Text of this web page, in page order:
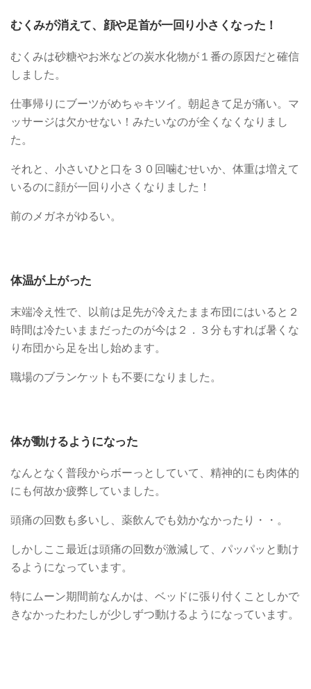
むくみが消えて、顔や足首が一回り小さくなった！
むくみは砂糖やお米などの炭水化物が１番の原因だと確信
しました。
仕事帰りにブーツがめちゃキツイ。朝起きて足が痛い。マ
ッサージは欠かせない！みたいなのが全くなくなりまし
た。
それと、小さいひと口を３０回噛むせいか、体重は増えて
いるのに顔が一回り小さくなりました！
前のメガネがゆるい。
体温が上がった
末端冷え性で、以前は足先が冷えたまま布団にはいると２
時間は冷たいままだったのが今は２．３分もすれば暑くな
り布団から足を出し始めます。
職場のブランケットも不要になりました。
体が動けるようになった
なんとなく普段からボーっとしていて、精神的にも肉体的
にも何故か疲弊していました。
頭痛の回数も多いし、薬飲んでも効かなかったり・・。
しかしここ最近は頭痛の回数が激減して、パッパッと動け
るようになっています。
特にムーン期間前なんかは、ベッドに張り付くことしかで
きなかったわたしが少しずつ動けるようになっています。